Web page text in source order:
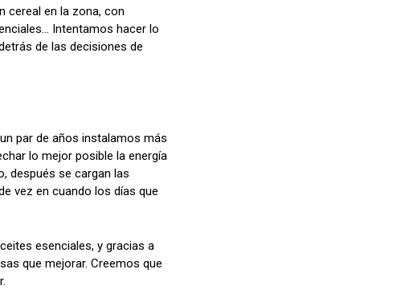
cereal en la zona, con
Intentamos hacer lo
de las decisiones de
par de años instalamos más
lo mejor posible la energía
después se cargan las
vez en cuando los días que
esenciales, y gracias a
que mejorar. Creemos que